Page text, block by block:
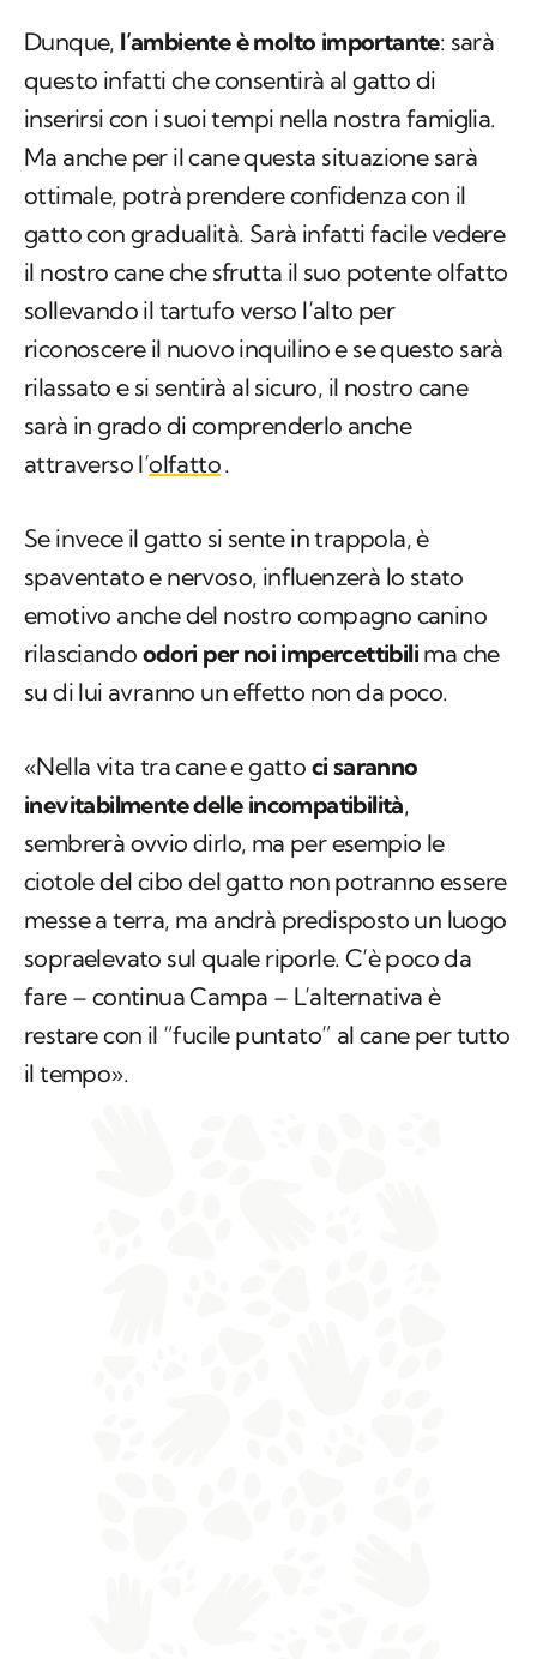
Dunque, l’ambiente è molto importante: sarà
questo infatti che consentirà al gatto di
inserirsi con i suoi tempi nella nostra famiglia.
Ma anche per il cane questa situazione sarà
ottimale, potrà prendere confidenza con il
gatto con gradualità. Sarà infatti facile vedere
il nostro cane che sfrutta il suo potente olfatto
sollevando il tartufo verso l’alto per
riconoscere il nuovo inquilino e se questo sarà
rilassato e si sentirà al sicuro, il nostro cane
sarà in grado di comprenderlo anche
attraverso l’olfatto.
Se invece il gatto si sente in trappola, è
spaventato e nervoso, influenzerà lo stato
emotivo anche del nostro compagno canino
rilasciando odori per noi impercettibili ma che
su di lui avranno un effetto non da poco.
«Nella vita tra cane e gatto ci saranno
inevitabilmente delle incompatibilità,
sembrerà ovvio dirlo, ma per esempio le
ciotole del cibo del gatto non potranno essere
messe a terra, ma andrà predisposto un luogo
sopraelevato sul quale riporle. C’è poco da
fare – continua Campa – L’alternativa è
restare con il “fucile puntato” al cane per tutto
il tempo».